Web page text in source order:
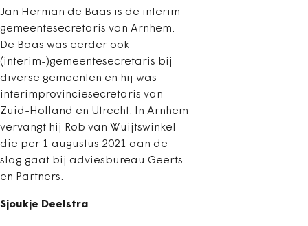
Jan Herman de Baas is de interim
gemeentesecretaris van Arnhem.
De Baas was eerder ook
(interim-)gemeentesecretaris bij
diverse gemeenten en hij was
interimprovinciesecretaris van
Zuid-Holland en Utrecht. In Arnhem
vervangt hij Rob van Wuijtswinkel
die per 1 augustus 2021 aan de
slag gaat bij adviesbureau Geerts
en Partners.
Sjoukje Deelstra